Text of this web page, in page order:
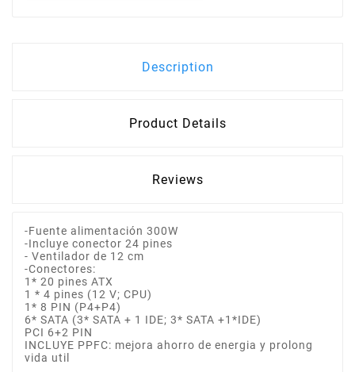
Description
Product Details
Reviews
-Fuente alimentación 300W
-Incluye conector 24 pines
- Ventilador de 12 cm
-Conectores:
1* 20 pines ATX
1 * 4 pines (12 V; CPU)
1* 8 PIN (P4+P4)
6* SATA (3* SATA + 1 IDE; 3* SATA +1*IDE)
PCI 6+2 PIN
INCLUYE PPFC: mejora ahorro de energia y prolong
vida util